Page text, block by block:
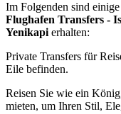
Im Folgenden sind
Flughafen Transfers -
Yenikapi erhalten:
Private Transfers für
Eile befinden.
Reisen Sie wie ein
mieten, um Ihren Stil,